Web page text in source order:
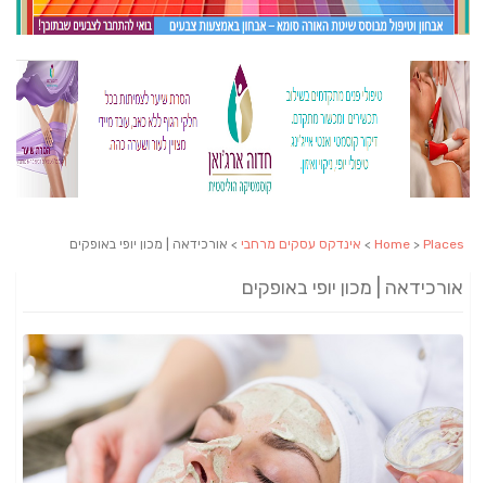
Home > Places
> אינדקס עסקים מרחבי > אורכידאה | מכון יופי באופקים
אורכידאה | מכון יופי באופקים